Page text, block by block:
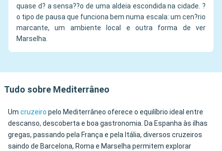
quase d? a sensa??o de uma aldeia escondida na cidade. ?
o tipo de pausa que funciona bem numa escala: um cen?rio
marcante, um ambiente local e outra forma de ver
Marselha.
Tudo sobre Mediterrâneo
Um cruzeiro pelo Mediterrâneo oferece o equilíbrio ideal entre
descanso, descoberta e boa gastronomia. Da Espanha às ilhas
gregas, passando pela França e pela Itália, diversos cruzeiros
saindo de Barcelona, Roma e Marselha permitem explorar